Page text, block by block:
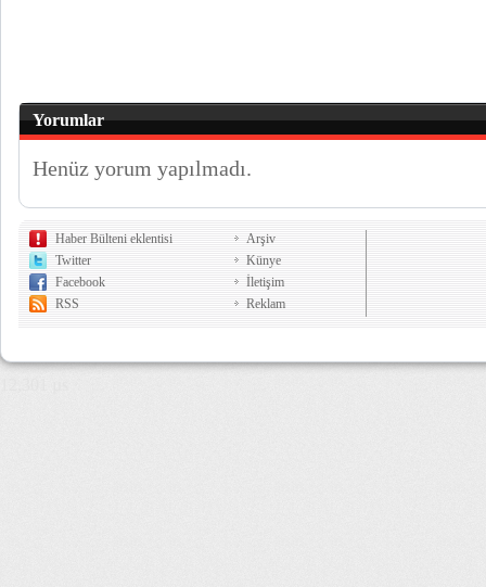
Yorumlar
Henüz yorum yapılmadı.
Haber Bülteni eklentisi
Twitter
Facebook
RSS
Arşiv
Künye
İletişim
Reklam